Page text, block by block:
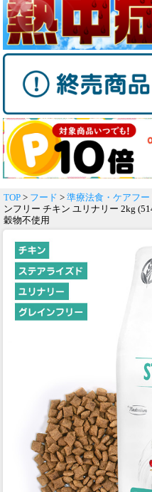
TOP > フード > 準療法食・ケアフー
ンフリー チキン ユリナリー 2kg
穀物不使用